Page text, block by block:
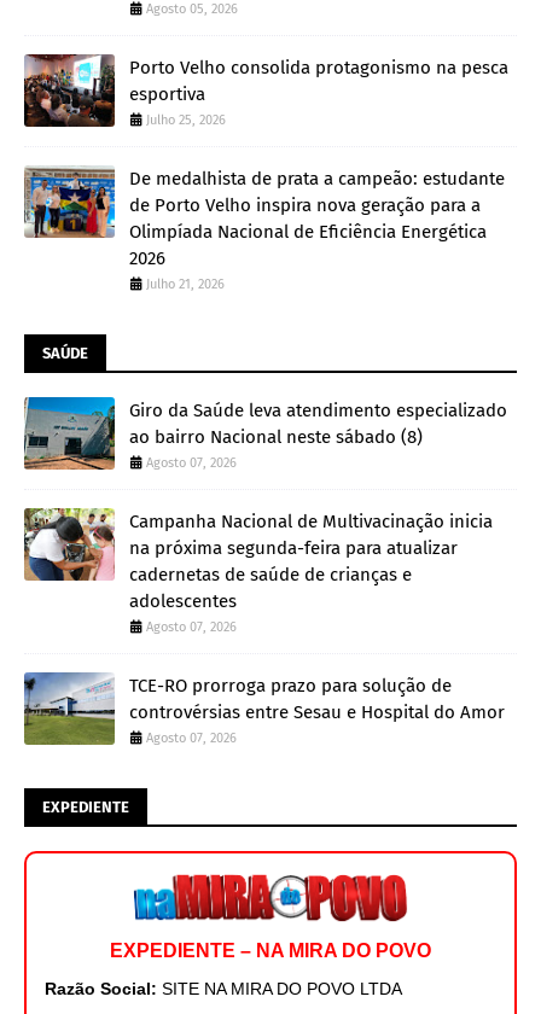
Agosto 05, 2026
Porto Velho consolida protagonismo na pesca
esportiva
Julho 25, 2026
De medalhista de prata a campeão: estudante
de Porto Velho inspira nova geração para a
Olimpíada Nacional de Eficiência Energética
2026
Julho 21, 2026
SAÚDE
Giro da Saúde leva atendimento especializado
ao bairro Nacional neste sábado (8)
Agosto 07, 2026
Campanha Nacional de Multivacinação inicia
na próxima segunda-feira para atualizar
cadernetas de saúde de crianças e
adolescentes
Agosto 07, 2026
TCE-RO prorroga prazo para solução de
controvérsias entre Sesau e Hospital do Amor
Agosto 07, 2026
EXPEDIENTE
EXPEDIENTE – NA MIRA DO POVO
Razão Social: SITE NA MIRA DO POVO LTDA